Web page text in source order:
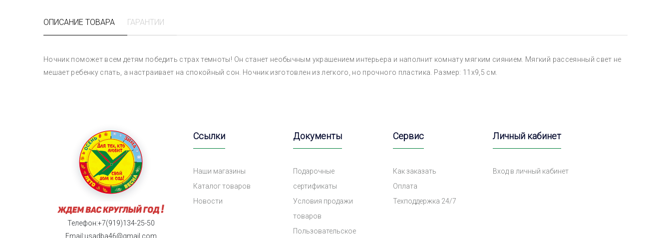
ОПИСАНИЕ ТОВАРА ГАРАНТИИ
Ночник поможет всем детям победить страх темноты! Он станет необычным украшением интерьера и наполнит комнату мягким сиянием. Мягкий рассеянный свет не
мешает ребенку спать, а настраивает на спокойный сон. Ночник изготовлен из легкого, но прочного пластика. Размер: 11х9,5 см.
Телефон:+7(919)134-25-50
Email:usadba46@gmail.com
Ссылки
Наши магазины
Каталог товаров
Новости
Документы
Подарочные
сертификаты
Условия продажи
товаров
Пользовательское
Сервис
Как заказать
Оплата
Техподдержка 24/7
Личный кабинет
Вход в личный кабинет